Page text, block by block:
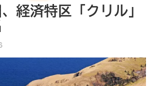
経済特区「クリル」